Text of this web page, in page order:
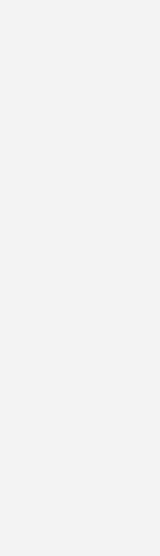
gewinnen